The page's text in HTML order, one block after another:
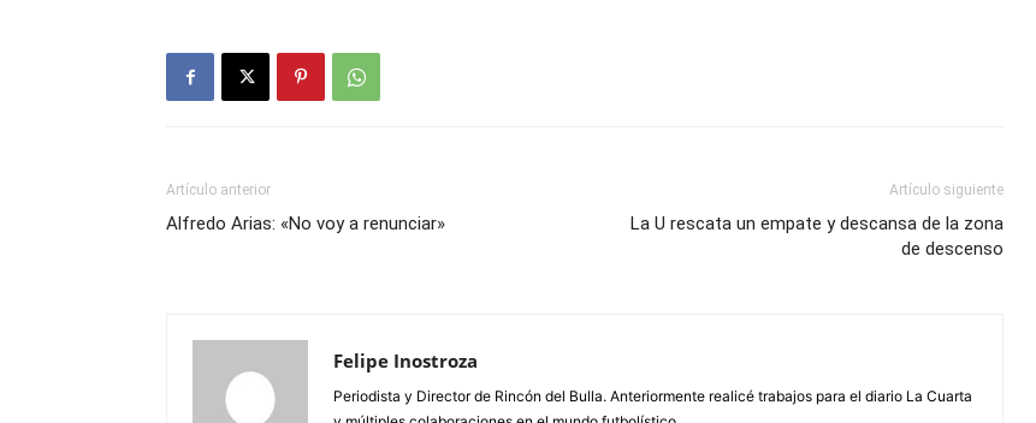
Artículo anterior
Alfredo Arias: «No voy a renunciar»
Artículo siguiente
La U rescata un empate y descansa de la zona
de descenso
Felipe Inostroza
Periodista y Director de Rincón del Bulla. Anteriormente realicé trabajos para el diario La Cuarta